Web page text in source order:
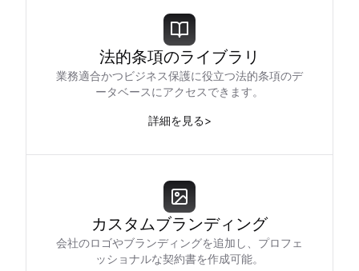
法的条項のライブラリ
業務適合かつビジネス保護に役立つ法的条項のデ
ータベースにアクセスできます。
詳細を見る>
カスタムブランディング
会社のロゴやブランディングを追加し、プロフェ
ッショナルな契約書を作成可能。